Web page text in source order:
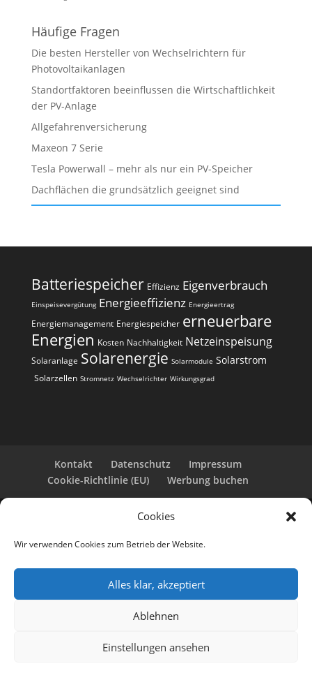
Cookies
Wir verwenden Cookies zum Betrieb der Website.
Alles klar, akzeptiert
Ablehnen
Einstellungen ansehen
Häufige Fragen
Die besten Hersteller von Wechselrichtern für
Photovoltaikanlagen
Standortfaktoren beeinflussen die Wirtschaftlichkeit
der PV-Anlage
Allgefahrenversicherung
Maxeon 7 Serie
Tesla Powerwall – mehr als nur ein PV-Speicher
Dachflächen die grundsätzlich geeignet sind
Batteriespeicher Effizienz Eigenverbrauch
Einspeisevergütung Energieeffizienz Energieertrag
Energiemanagement Energiespeicher erneuerbare
Energien Kosten Nachhaltigkeit Netzeinspeisung
Solaranlage Solarenergie Solarmodule Solarstrom
Solarzellen Stromnetz Wechselrichter Wirkungsgrad
Kontakt Datenschutz
Impressum
Cookie-Richtlinie (EU)
Werbung buchen
Copyright 2025-2026 | Web24 Consulting AVO UG |
Webseite mit Infos rund um PV-Anlagen und einem
Anbieterverzeichnis. Wir selbst sind kein Solarteur.
Wenn Sie bei den Werbepartnern ein Angebot
anfordern oder eine PV-Anlage bestellen, erhalten
wir ggf. eine Werbevergütung vom jeweiligen
KI-Hinweis: Einträge wurden redaktionell und/oder